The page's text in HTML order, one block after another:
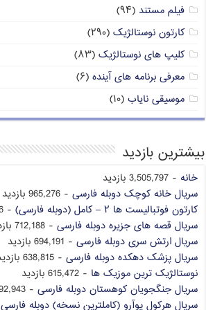
فیلم مستند (۹۴)
کارتون نوستالژیک (۲۹۰)
کلیپ های نوستالژیک (۸۳)
معرفی برنامه های آینده (۶)
موسیقی نایاب (۱۰)
بیشترین بازدید
خانه - 3,505,797 بازدید
سریال خانه کوچک دوبله فارسی - 965,276 بازدید
کارتون فوتبالیست ها ۲ – کامل (دوبله فارسی)
- 834,556 بازدید
سریال قصه های جزیره دوبله فارسی - 712,188 بازدید
سریال ارتش سری دوبله فارسی - 694,191 بازدید
سریال پزشک دهکده دوبله فارسی - 638,815 بازدید
نوستالژیک ترین موزیک ها - 615,472 بازدید
سریال جنگجویان کوهستان دوبله فارسی - 592,943 بازدید
سریال هرکول پوآرو (کاملترین نسخه) دوبله فارسی